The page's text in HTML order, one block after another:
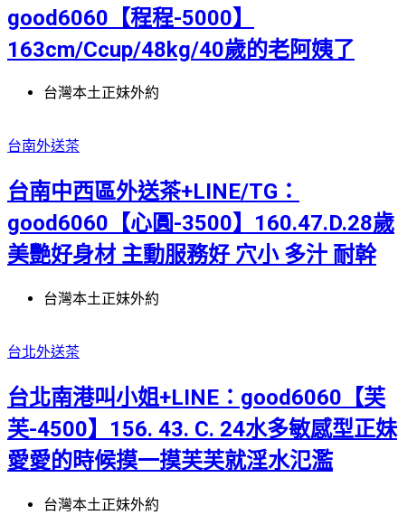
good6060【程程-5000】
163cm/Ccup/48kg/40歲的老阿姨了
台灣本土正妹外約
台南外送茶
台南中西區外送茶+LINE/TG：
good6060【心圓-3500】160.47.D.28歲
美艷好身材 主動服務好 穴小 多汁 耐幹
台灣本土正妹外約
台北外送茶
台北南港叫小姐+LINE：good6060【芙
芙-4500】156. 43. C. 24水多敏感型正妹
愛愛的時候摸一摸芙芙就淫水氾濫
台灣本土正妹外約